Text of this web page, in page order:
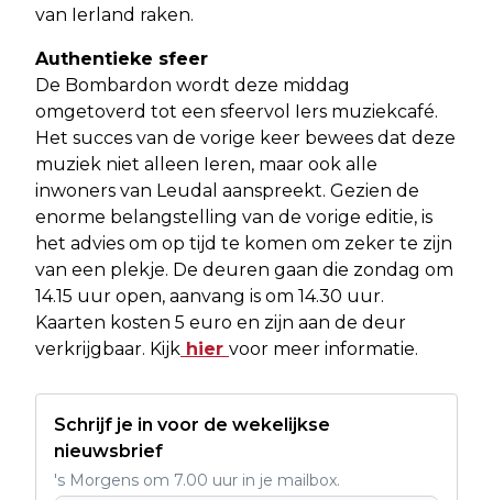
van Ierland raken.
Authentieke sfeer
De Bombardon wordt deze middag
omgetoverd tot een sfeervol Iers muziekcafé.
Het succes van de vorige keer bewees dat deze
muziek niet alleen Ieren, maar ook alle
inwoners van Leudal aanspreekt. Gezien de
enorme belangstelling van de vorige editie, is
het advies om op tijd te komen om zeker te zijn
van een plekje. De deuren gaan die zondag om
14.15 uur open, aanvang is om 14.30 uur.
Kaarten kosten 5 euro en zijn aan de deur
verkrijgbaar. Kijk hier voor meer informatie.
Schrijf je in voor de wekelijkse
nieuwsbrief
's Morgens om 7.00 uur in je mailbox.